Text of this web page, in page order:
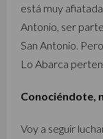
está muy
Antonio, ser
San Antonio.
Lo Abarca
Conociéndote,
Voy a seguir